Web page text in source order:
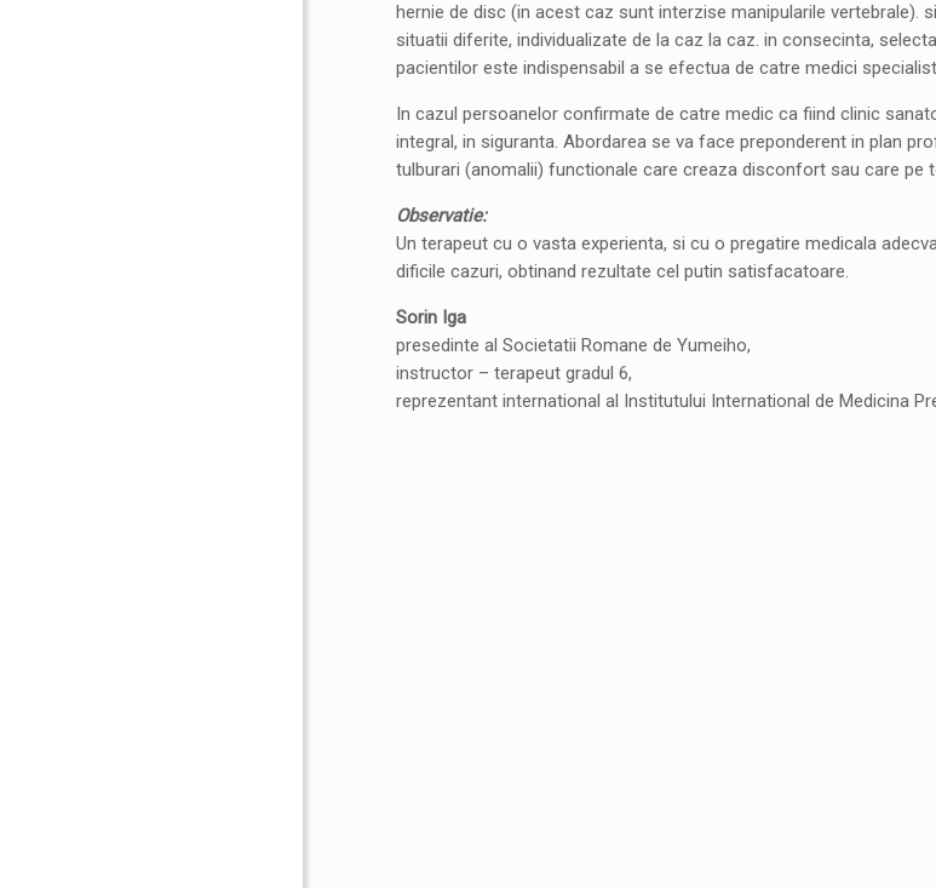
hernie de disc (in acest caz sunt interzise manipularile vertebrale).
situatii diferite, individualizate de la caz la caz. in consecinta,
pacientilor este indispensabil a se efectua de catre medici
In cazul persoanelor confirmate de catre medic ca fiind clinic
integral, in siguranta. Abordarea se va face preponderent in plan
tulburari (anomalii) functionale care creaza disconfort sau care pe
Observatie:
Un terapeut cu o vasta experienta, si cu o pregatire medicala
dificile cazuri, obtinand rezultate cel putin satisfacatoare.
Sorin Iga
presedinte al Societatii Romane de Yumeiho,
instructor – terapeut gradul 6,
reprezentant international al Institutului International de Medicina